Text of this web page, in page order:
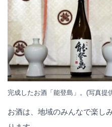
完成したお酒「能登島」。(写真提
お酒は、地域のみんなで楽し